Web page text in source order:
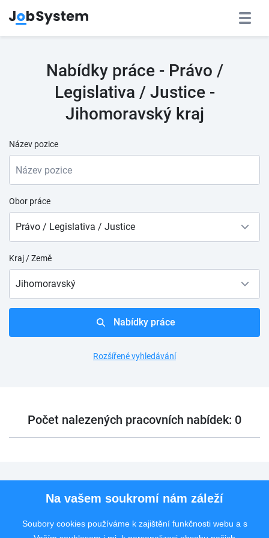
Nabídky práce - Právo /
Legislativa / Justice -
Jihomoravský kraj
Název pozice
Obor práce
Právo / Legislativa / Justice
Kraj / Země
Jihomoravský
Nabídky práce
Rozšířené vyhledávání
Počet nalezených pracovních nabídek: 0
Pro uchazečeNa vašem soukromí nám záleží
Soubory cookies používáme k zajištění funkčnosti webu a s